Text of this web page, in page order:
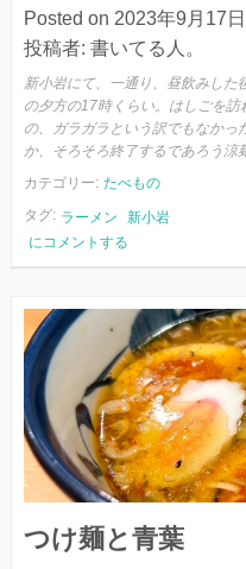
Posted on 2023年9月17日
投稿者: 書いてる人。
新小岩にて、一通り、昼飲みし
の夕方の17時くらい。はしごを
の、ガラガラという訳でもなかっ
か、そろそろ終了するであろう
カテゴリー: たべもの
タグ: ラーメン
新小岩
晩
鶏
絲
涼
にコメントする
つけ麺と青葉